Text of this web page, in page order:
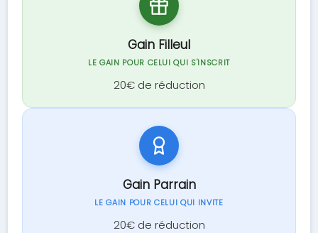
Gain Filleul
LE GAIN POUR CELUI QUI S'INSCRIT
20€ de réduction
Gain Parrain
LE GAIN POUR CELUI QUI INVITE
20€ de réduction